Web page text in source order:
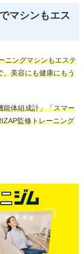
マシンもエス
ニングマシンもエステ
、美容にも健康にもう
能体組成計」「スマー
監修トレーニング